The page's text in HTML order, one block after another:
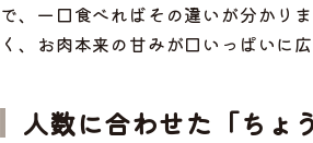
で、一口食べればその違いが分かりま
く、お肉本来の甘みが口いっぱいに広
人数に合わせた「ちょ